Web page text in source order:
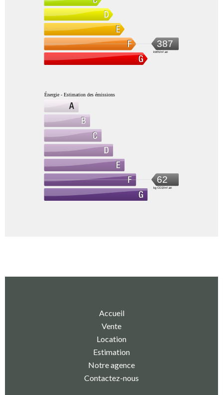
387
kWh/m².an
Énergie - Estimation des émissions
62
kg CO2/m².an
Accueil
Vente
Location
Estimation
Notre agence
Contactez-nous